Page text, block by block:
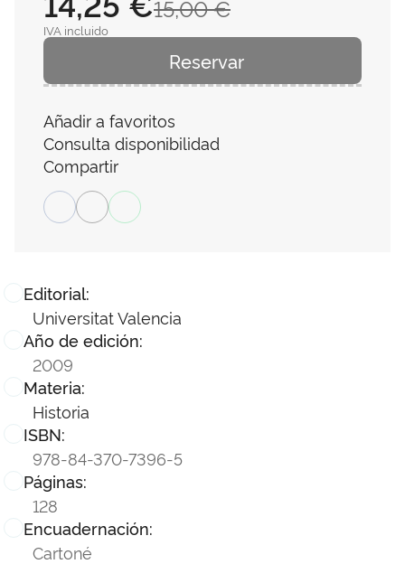
Editorial:
Universitat Valencia
Año de edición:
2009
Materia:
Historia
ISBN:
978-84-370-7396-5
Páginas:
128
Encuadernación:
Cartoné
15,00 €
IVA incluido
Reservar
Añadir a favoritos
Consulta disponibilidad
Compartir